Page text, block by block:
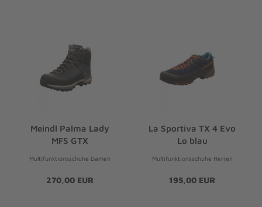
Meindl Palma Lady
MFS GTX
Multifunktionsschuhe Damen
270,00 EUR
La Sportiva TX 4 Evo
Lo blau
Multifunktionsschuhe Herren
195,00 EUR